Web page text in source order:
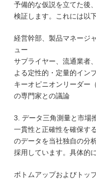
予備的な仮説を立てた後
検証します。これには以
経営幹部、製品マネージ
ュー
サプライヤー、流通業者
よる定性的・定量的イン
キーオピニオンリーダー
の専門家との議論
3. データ三角測量と市場
一貫性と正確性を確保す
のデータを当社独自の分
採用しています。具体的
ボトムアップおよびトッ